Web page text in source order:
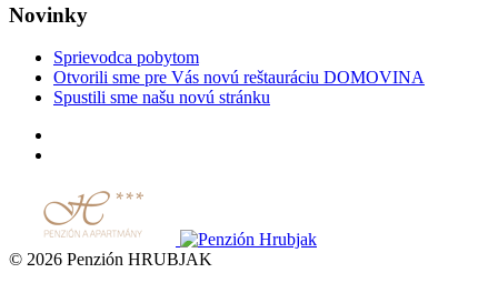
Novinky
Sprievodca pobytom
Otvorili sme pre Vás novú reštauráciu DOMOVINA
Spustili sme našu novú stránku
© 2026 Penzión HRUBJAK